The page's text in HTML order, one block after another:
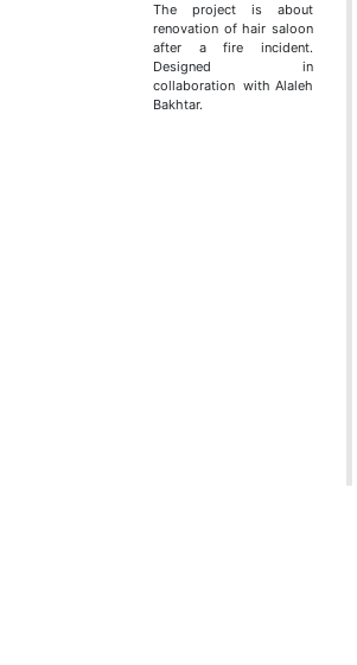
The project is about
renovation of hair saloon
after a fire incident.
Designed in
collaboration with Alaleh
Bakhtar.